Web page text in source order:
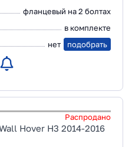
фланцевый на 2 болтах
в комплекте
нет подобрать
Распродано
Hover H3 2014-2016